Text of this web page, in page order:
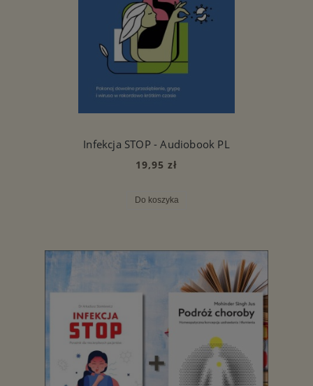
Infekcja STOP - Audiobook PL
19,95 zł
Do koszyka